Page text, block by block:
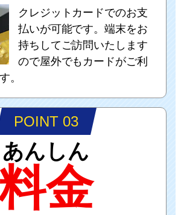
クレジットカードでのお支
払いが可能です。端末をお
持ちしてご訪問いたします
ので屋外でもカードがご利
。
POINT 03
あんしん
金